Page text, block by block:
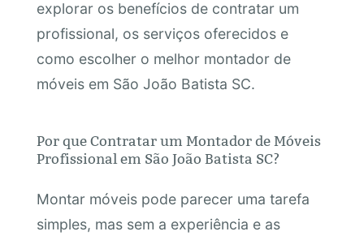
explorar os benefícios de contratar um
profissional, os serviços oferecidos e
como escolher o melhor montador de
móveis em São João Batista SC.
Por que Contratar um Montador de Móveis
Profissional em São João Batista SC?
Montar móveis pode parecer uma tarefa
simples, mas sem a experiência e as